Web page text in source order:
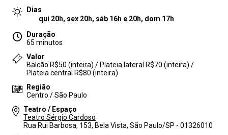
Dias
qui 20h, sex 20h, sáb 16h e 20h, dom 17h
Duração
65 minutos
Valor
Balcão R$50 (inteira) / Plateia lateral R$70 (inteira) /
Plateia central R$80 (inteira)
Região
Centro / São Paulo
Teatro / Espaço
Teatro Sérgio Cardoso
Rua Rui Barbosa, 153, Bela Vista, São Paulo/SP - 01326010